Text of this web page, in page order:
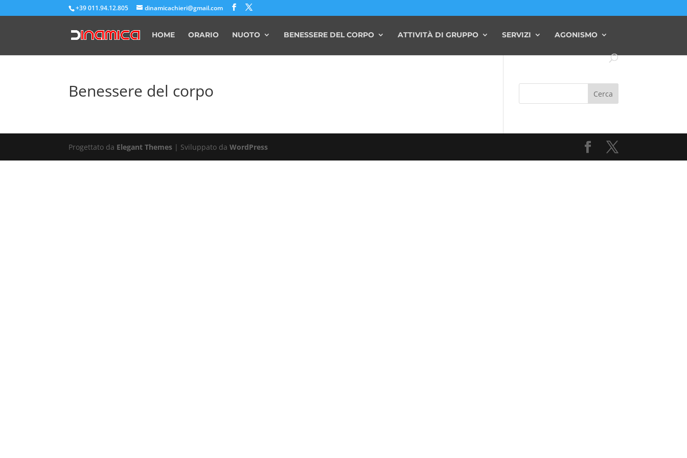
+39 011.94.12.805 dinamicachieri@gmail.com
HOME ORARIO NUOTO BENESSERE DEL CORPO ATTIVITÀ DI GRUPPO SERVIZI AGONISMO
Benessere del corpo
Progettato da Elegant Themes | Sviluppato daWordPress